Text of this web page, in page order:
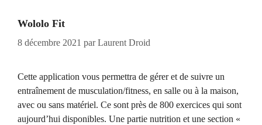
Wololo Fit
8 décembre 2021 parLaurent Droid
Cette application vous permettra de gérer et de suivre un
entraînement de musculation/fitness, en salle ou à la maison,
avec ou sans matériel. Ce sont près de 800 exercices qui sont
aujourd’hui disponibles. Une partie nutrition et une section «